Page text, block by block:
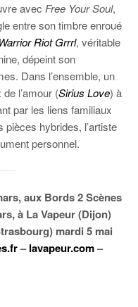
avec Free Your Soul,
entre son timbre enroué
Riot Grrrl, véritable
dépeint son
Dans l’ensemble, un
l’amour (Sirius Love) à
par les liens familiaux
pièces hybrides, l’artiste
personnel.
aux Bords 2 Scènes
à La Vapeur (Dijon)
mardi 5 mai
–lavapeur.com–